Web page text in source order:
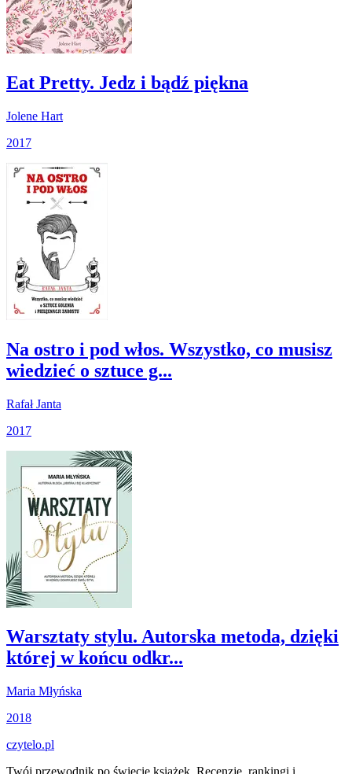
Eat Pretty. Jedz i bądź piękna
Jolene Hart
2017
Na ostro i pod włos. Wszystko, co musisz
wiedzieć o sztuce g...
Rafał Janta
2017
Warsztaty stylu. Autorska metoda, dzięki
której w końcu odkr...
Maria Młyńska
2018
czytelo.pl